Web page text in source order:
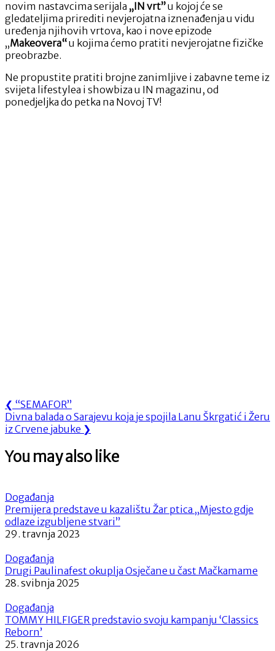
novim nastavcima serijala „IN vrt”u kojoj će se
gledateljima prirediti nevjerojatna iznenađenja u vidu
uređenja njihovih vrtova, kao i nove epizode
„Makeovera“u kojima ćemo pratiti nevjerojatne fizičke
preobrazbe.
Ne propustite pratiti brojne zanimljive i zabavne teme iz
svijeta lifestylea i showbiza u IN magazinu, od
ponedjeljka do petka na Novoj TV!
Navigacija
objava
❮ Previous
Post:
“SEMAFOR”
Next
Post:
Divna balada o Sarajevu koja je spojila Lanu Škrgatić i Žeru
iz Crvene jabuke ❯
You may also like
Događanja
Premijera predstave u kazalištu Žar ptica „Mjesto gdje
odlaze izgubljene stvari”
29. travnja 2023
Događanja
Drugi Paulinafest okuplja Osječane u čast Mačkamame
28. svibnja 2025
Događanja
TOMMY HILFIGER predstavio svoju kampanju ‘Classics
Reborn’
25. travnja 2026